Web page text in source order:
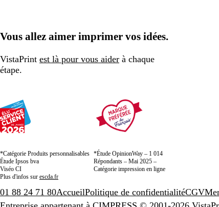
Vous allez aimer imprimer vos idées.
VistaPrint est là pour vous aider à chaque
étape.
*Catégorie Produits personnalisables
Étude Ipsos bva
Viséo CI
Plus d'infos sur escda.fr
*Étude OpinionWay – 1 014
Répondants – Mai 2025 –
Catégorie impression en ligne
01 88 24 71 80AccueilPolitique de confidentialitéCGV